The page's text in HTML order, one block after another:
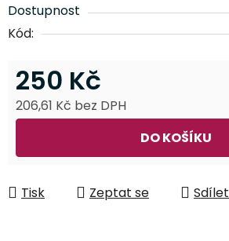
Dostupnost
Kód:
250 Kč
206,61 Kč bez DPH
DO KOŠÍKU
Tisk Zeptat se Sdílet